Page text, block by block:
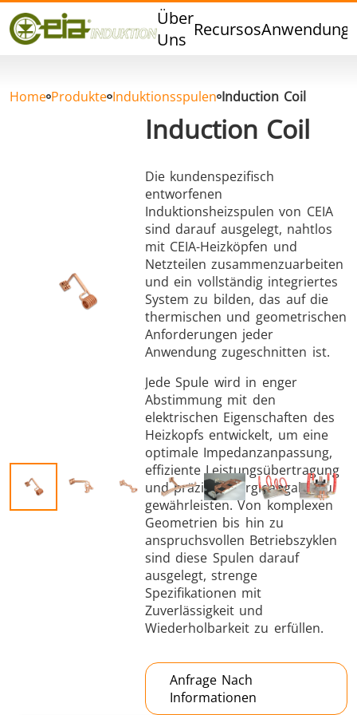
Über
Uns Recursos
Qualität
Veranstaltungen
Weichlöten
Aluminumlöten Verschlussversiegelung
Schrumpfverbindung
Generatoren
Home Produkte Induktionsspulen Induction Coil
Induction Coil
Die kundenspezifisch
entworfenen
Induktionsheizspulen von CEIA
sind darauf ausgelegt, nahtlos
mit CEIA-Heizköpfen und
Netzteilen zusammenzuarbeiten
und ein vollständig integriertes
System zu bilden, das auf die
thermischen und geometrischen
Anforderungen jeder
Anwendung zugeschnitten ist.
Jede Spule wird in enger
Abstimmung mit den
elektrischen Eigenschaften des
Heizkopfs entwickelt, um eine
optimale Impedanzanpassung,
effiziente Leistungsübertragung
und präzise Energieabgabe zu
gewährleisten. Von komplexen
Geometrien bis hin zu
anspruchsvollen Betriebszyklen
sind diese Spulen darauf
ausgelegt, strenge
Spezifikationen mit
Zuverlässigkeit und
Wiederholbarkeit zu erfüllen.
Anfrage Nach
Informationen